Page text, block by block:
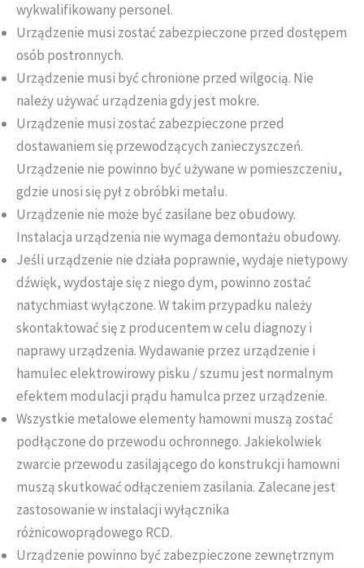
wykwalifikowany personel.
Urządzenie musi zostać zabezpieczone przed dostępem
osób postronnych.
Urządzenie musi być chronione przed wilgocią. Nie
należy używać urządzenia gdy jest mokre.
Urządzenie musi zostać zabezpieczone przed
dostawaniem się przewodzących zanieczyszczeń.
Urządzenie nie powinno być używane w pomieszczeniu,
gdzie unosi się pył z obróbki metalu.
Urządzenie nie może być zasilane bez obudowy.
Instalacja urządzenia nie wymaga demontażu obudowy.
Jeśli urządzenie nie działa poprawnie, wydaje nietypowy
dźwięk, wydostaje się z niego dym, powinno zostać
natychmiast wyłączone. W takim przypadku należy
skontaktować się z producentem w celu diagnozy i
naprawy urządzenia. Wydawanie przez urządzenie i
hamulec elektrowirowy pisku / szumu jest normalnym
efektem modulacji prądu hamulca przez urządzenie.
Wszystkie metalowe elementy hamowni muszą zostać
podłączone do przewodu ochronnego. Jakiekolwiek
zwarcie przewodu zasilającego do konstrukcji hamowni
muszą skutkować odłączeniem zasilania. Zalecane jest
zastosowanie w instalacji wyłącznika
różnicowoprądowego RCD.
Urządzenie powinno być zabezpieczone zewnętrznym